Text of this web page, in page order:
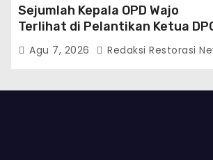
Sejumlah Kepala OPD Wajo
Terlihat di Pelantikan Ketua
Gerindra
Agu 7, 2026 Redaksi Restorasi